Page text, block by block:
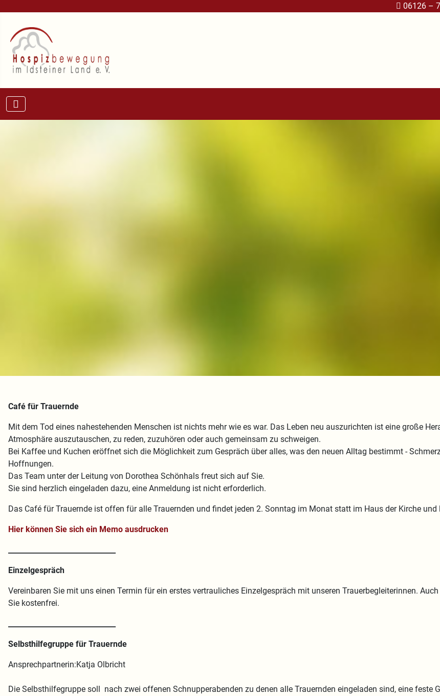
06126 –
Café für Trauernde
Mit dem Tod eines nahestehenden Menschen ist nichts mehr wie es war. Das Leben neu auszurichten ist eine große
Atmosphäre auszutauschen, zu reden, zuzuhören oder auch gemeinsam zu schweigen.
Bei Kaffee und Kuchen eröffnet sich die Möglichkeit zum Gespräch über alles, was den neuen Alltag bestimmt -
Hoffnungen.
Das Team unter der Leitung von Dorothea Schönhals freut sich auf Sie.
Sie sind herzlich eingeladen dazu, eine Anmeldung ist nicht erforderlich.
Das Café für Trauernde ist offen für alle Trauernden und findet jeden 2. Sonntag im Monat statt im Haus der Kirche und
Hier können Sie sich ein Memo ausdrucken
Einzelgespräch
Vereinbaren Sie mit uns einen Termin für ein erstes vertrauliches Einzelgespräch mit unseren Trauerbegleiterinnen.
Sie kostenfrei.
Selbsthilfegruppe für Trauernde
Ansprechpartnerin:Katja Olbricht
Die Selbsthilfegruppe soll nach zwei offenen Schnupperabenden zu denen alle Trauernden eingeladen sind, eine feste